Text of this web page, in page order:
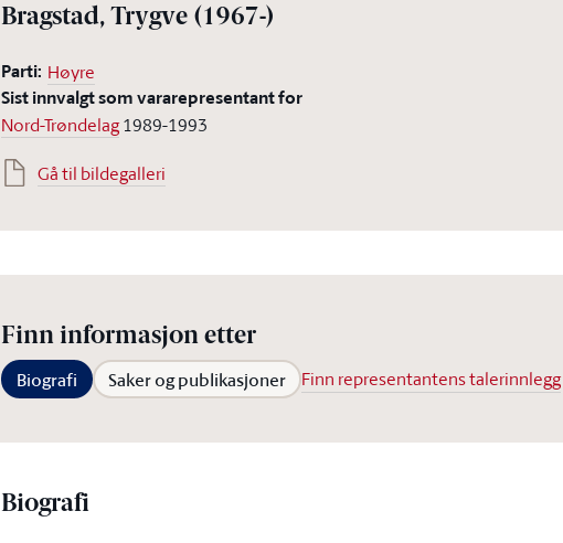
Bragstad, Trygve (1967-)
Parti: Høyre
Sist innvalgt som vararepresentant for
Nord-Trøndelag1989-1993
Gå til bildegalleri
Finn informasjon etter
Biografi Saker og publikasjoner Finn representantens talerinnlegg
Biografi